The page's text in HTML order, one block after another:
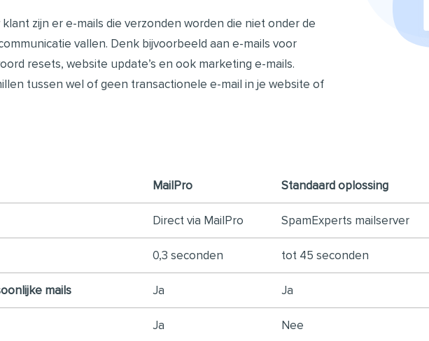
zijn er e-mails die verzonden worden die niet onder de
vallen. Denk bijvoorbeeld aan e-mails voor
resets, website update’s en ook marketing e-mails.
tussen wel of geen transactionele e-mail in je website of
MailPro Standaard oplossing
Direct via MailPro SpamExperts mailserver
0,3 seconden tot 45 seconden
mails Ja Ja
Ja Nee